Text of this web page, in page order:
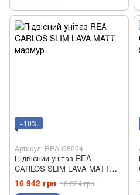
−10%
Артикул: REA-C8004
Підвісний унітаз REA
CARLOS SLIM LAVA MATT
мармур
16 942 грн 18 824 грн